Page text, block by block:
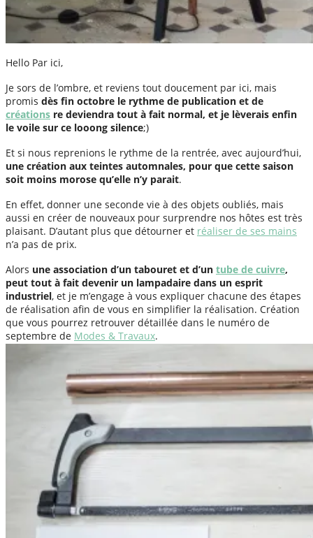
Hello Par ici,
Je sors de l’ombre, et reviens tout doucement par ici, mais
promis dès fin octobre le rythme de publication et de
créations re deviendra tout à fait normal, et je lèverais enfin
le voile sur ce looong silence;)
Et si nous reprenions le rythme de la rentrée, avec aujourd’hui,
une création aux teintes automnales, pour que cette saison
soit moins morose qu’elle n’y parait.
En effet, donner une seconde vie à des objets oubliés, mais
aussi en créer de nouveaux pour surprendre nos hôtes est très
plaisant. D’autant plus que détourner et réaliser de ses mains
n’a pas de prix.
Alors une association d’un tabouret et d’un tube de cuivre,
peut tout à fait devenir un lampadaire dans un esprit
industriel, et je m’engage à vous expliquer chacune des étapes
de réalisation afin de vous en simplifier la réalisation. Création
que vous pourrez retrouver détaillée dans le numéro de
septembre de Modes & Travaux.